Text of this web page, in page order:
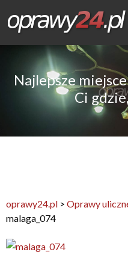
Najlepsze
Ci
oprawy24.pl > Oprawy
malaga_074